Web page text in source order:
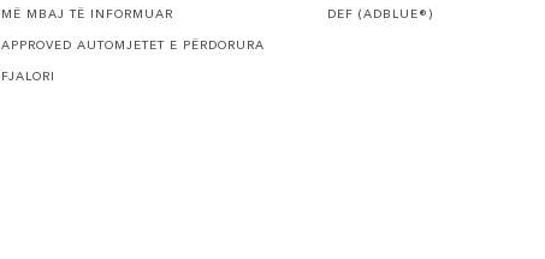
MË MBAJ TË INFORMUAR
APPROVED AUTOMJETET E PËRDORURA
FJALORI
DEF (ADBLUE®)